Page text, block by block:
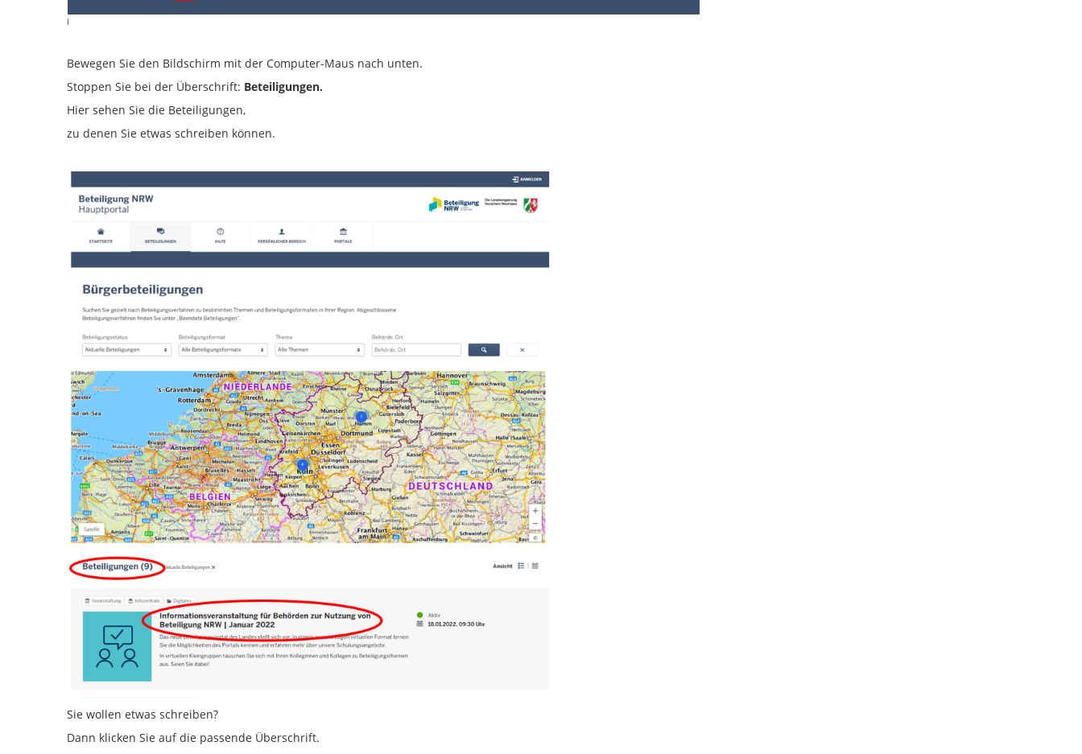
Bewegen Sie den Bildschirm mit der Computer-Maus nach unten.
Stoppen Sie bei der Überschrift: Beteiligungen.
Hier sehen Sie die Beteiligungen,
zu denen Sie etwas schreiben können.
Sie wollen etwas schreiben?
Dann klicken Sie auf die passende Überschrift.